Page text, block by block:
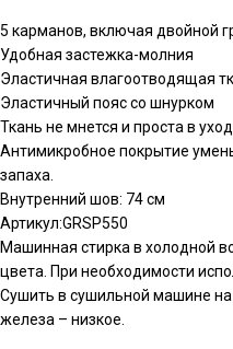
5 карманов, включая двойной
Удобная застежка-молния
Эластичная влагоотводящая
Эластичный пояс со шнурком
Ткань не мнется и проста в
Антимикробное покрытие
запаха.
Внутренний шов: 74 см
Артикул:GRSP550
Машинная стирка в холодной
цвета. При необходимости
Сушить в сушильной машине
железа – низкое.